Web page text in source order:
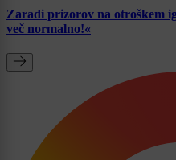
Zaradi prizorov na otroškem
več normalno!«